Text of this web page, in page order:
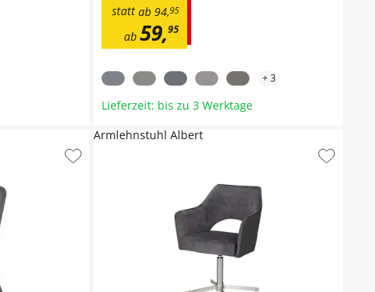
ab 59,95
ab 94,95
statt
+3
Lieferzeit: bis zu 3 Werktage
Armlehnstuhl Albert